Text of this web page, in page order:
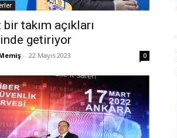
takım açıkları
getiriyor
- 22 Mayıs 2023 0